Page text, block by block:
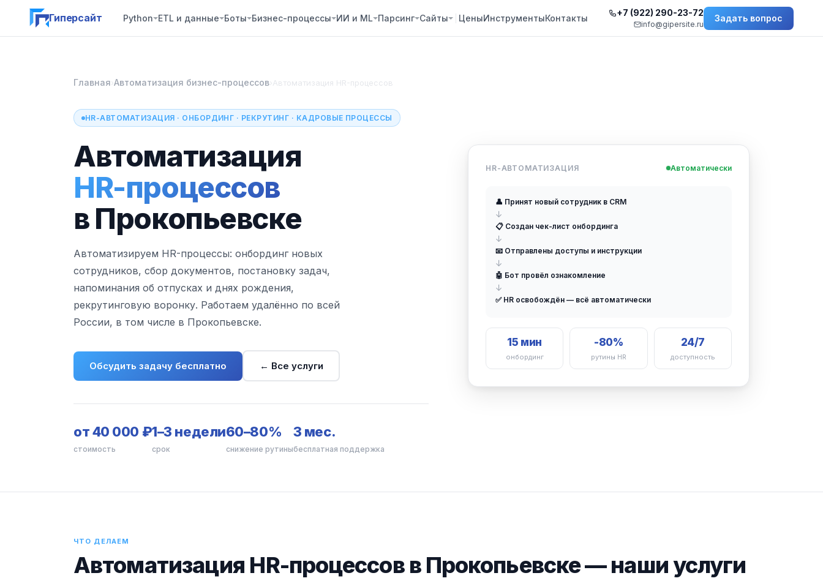
Гиперсайт Python ETL и данные Боты Бизнес-процессы ИИ и ML Парсинг Сайты ЦеныИнструментыКонтакты +7 (922) 290-23-72
info@gipersite.ru
Задать вопрос
Главная›Автоматизация бизнес-процессов›Автоматизация HR-процессов
HR-АВТОМАТИЗАЦИЯ · ОНБОРДИНГ · РЕКРУТИНГ · КАДРОВЫЕ ПРОЦЕССЫ
Автоматизация
HR-процессов
в Прокопьевске
Автоматизируем HR-процессы: онбординг новых
сотрудников, сбор документов, постановку задач,
напоминания об отпусках и днях рождения,
рекрутинговую воронку. Работаем удалённо по всей
России, в том числе в Прокопьевске.
Обсудить задачу бесплатно ← Все услуги
от 40 000 ₽
стоимость
1–3 недели
срок
60–80%
снижение рутины
3 мес.
бесплатная поддержка
HR-АВТОМАТИЗАЦИЯ Автоматически
👤 Принят новый сотрудник в CRM
↓
📋 Создан чек-лист онбординга
↓
📧 Отправлены доступы и инструкции
↓
🤖 Бот провёл ознакомление
↓
✅ HR освобождён — всё автоматически
15 мин
онбординг
-80%
рутины HR
24/7
доступность
ЧТО ДЕЛАЕМ
Автоматизация HR-процессов в Прокопьевске — наши услуги